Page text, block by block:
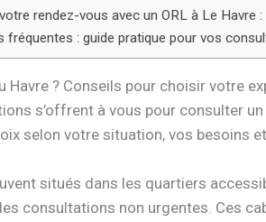
rendez-vous avec un ORL à Le
fréquentes : guide pratique pour vos
Havre ? Conseils pour choisir votre
s’offrent à vous pour consulter
selon votre situation, vos besoins
situés dans les quartiers
consultations non urgentes. Ces